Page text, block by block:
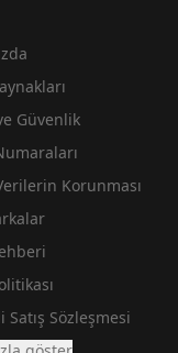
Güvenlik
Korunması
Satış Sözleşmesi